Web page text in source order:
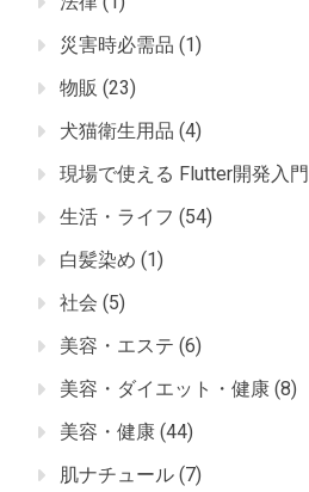
災害時必需品 (1)
物販 (23)
犬猫衛生用品 (4)
現場で使える Flutter開発入門
生活・ライフ (54)
白髪染め (1)
社会 (5)
美容・エステ (6)
美容・ダイエット・健康 (8)
美容・健康 (44)
肌ナチュール (7)